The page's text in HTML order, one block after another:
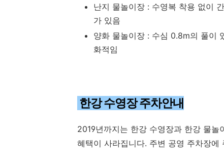
난지 물놀이장 : 수영복 착용 없이
가 있음
양화 물놀이장 : 수심 0.8m의 풀이
화적임
한강 수영장 주차안내
2019년까지는 한강 수영장과 한강 물
혜택이 사라집니다. 주변 공영 주차장에